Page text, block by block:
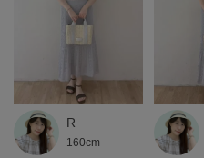
R
160cm